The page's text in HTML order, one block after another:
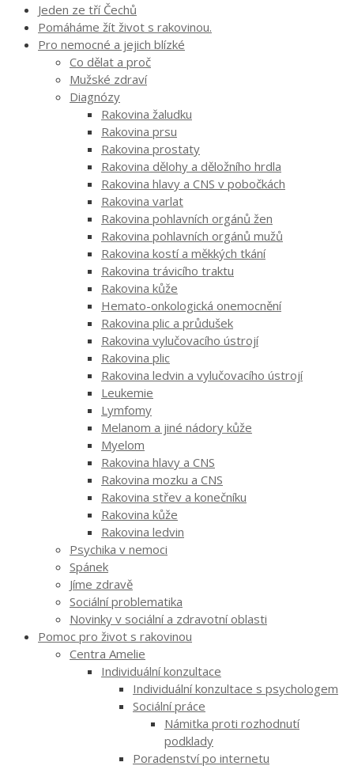
Jeden ze tří Čechů
Pomáháme žít život s rakovinou.
Pro nemocné a jejich blízké
Co dělat a proč
Mužské zdraví
Diagnózy
Rakovina žaludku
Rakovina prsu
Rakovina prostaty
Rakovina dělohy a děložního hrdla
Rakovina hlavy a CNS v pobočkách
Rakovina varlat
Rakovina pohlavních orgánů žen
Rakovina pohlavních orgánů mužů
Rakovina kostí a měkkých tkání
Rakovina trávicího traktu
Rakovina kůže
Hemato-onkologická onemocnění
Rakovina plic a průdušek
Rakovina vylučovacího ústrojí
Rakovina plic
Rakovina ledvin a vylučovacího ústrojí
Leukemie
Lymfomy
Melanom a jiné nádory kůže
Myelom
Rakovina hlavy a CNS
Rakovina mozku a CNS
Rakovina střev a konečníku
Rakovina kůže
Rakovina ledvin
Psychika v nemoci
Spánek
Jíme zdravě
Sociální problematika
Novinky v sociální a zdravotní oblasti
Pomoc pro život s rakovinou
Centra Amelie
Individuální konzultace
Individuální konzultace s psychologem
Sociální práce
Námitka proti rozhodnutí
podklady
Poradenství po internetu